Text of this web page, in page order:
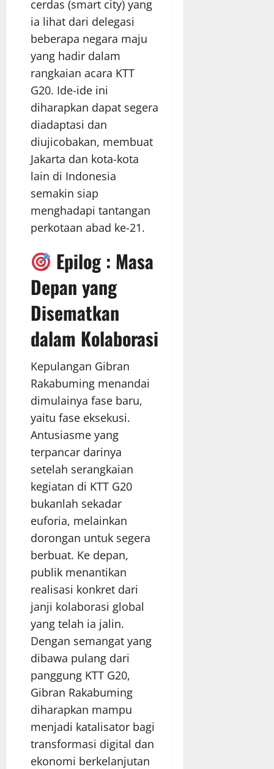
cerdas (smart city) yang
ia lihat dari delegasi
beberapa negara maju
yang hadir dalam
rangkaian acara KTT
G20. Ide-ide ini
diharapkan dapat segera
diadaptasi dan
diujicobakan, membuat
Jakarta dan kota-kota
lain di Indonesia
semakin siap
menghadapi tantangan
perkotaan abad ke-21.
Epilog : Masa
Depan yang
Disematkan
dalam Kolaborasi
Kepulangan Gibran
Rakabuming menandai
dimulainya fase baru,
yaitu fase eksekusi.
Antusiasme yang
terpancar darinya
setelah serangkaian
kegiatan di KTT G20
bukanlah sekadar
euforia, melainkan
dorongan untuk segera
berbuat. Ke depan,
publik menantikan
realisasi konkret dari
janji kolaborasi global
yang telah ia jalin.
Dengan semangat yang
dibawa pulang dari
panggung KTT G20,
Gibran Rakabuming
diharapkan mampu
menjadi katalisator bagi
transformasi digital dan
ekonomi berkelanjutan